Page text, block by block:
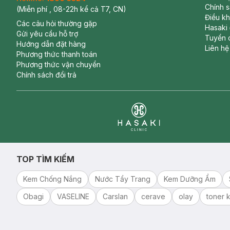
(Miễn phí , 08-22h kể cả T7, CN)
Các câu hỏi thường gặp
Gửi yêu cầu hỗ trợ
Hướng dẫn đặt hàng
Phương thức thanh toán
Phương thức vận chuyển
Chính sách đổi trả
Chính
Điều
Hasaki
Tuyển
Liên hệ
TOP TÌM KIẾM
Kem Chống Nắng Nước Tẩy Trang Kem Dưỡng Ẩm
Obagi
VASELINE Carslan cerave olay toner